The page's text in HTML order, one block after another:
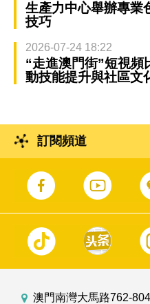
生產力中心舉辦專業
技巧
2026-07-24 18:22
“走進澳門街”短視
動技能提升與社區文
訂閱頻道
澳門南灣大馬路762-